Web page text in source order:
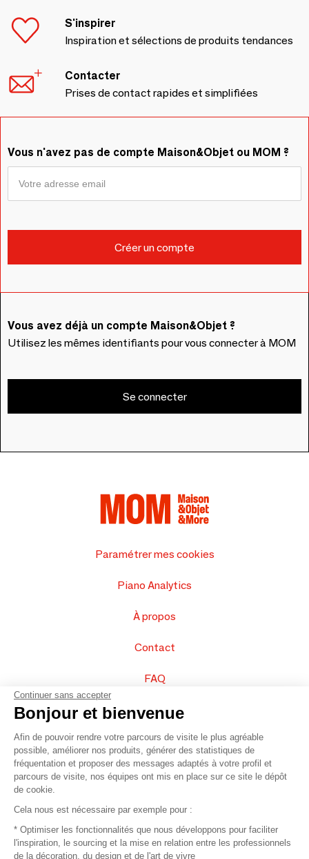
S'inspirer
Inspiration et sélections de produits tendances
Contacter
Prises de contact rapides et simplifiées
Vous n'avez pas de compte Maison&Objet ou MOM ?
Vous avez déjà un compte Maison&Objet ?
Utilisez les mêmes identifiants pour vous connecter à MOM
Se connecter
Paramétrer mes cookies
Piano Analytics
À propos
Contact
FAQ
Vendez vos produits
Plan du site
© 2016 –Organisation SAFI
Recrutement
Continuer sans accepter
Bonjour et bienvenue
Afin de pouvoir rendre votre parcours de visite le plus agréable
possible, améliorer nos produits, générer des statistiques de
fréquentation et proposer des messages adaptés à votre profil et
parcours de visite, nos équipes ont mis en place sur ce site le dépôt
de cookie.
Cela nous est nécessaire par exemple pour :
* Optimiser les fonctionnalités que nous développons pour faciliter
l'inspiration, le sourcing et la mise en relation entre les professionnels
de la décoration, du design et de l'art de vivre